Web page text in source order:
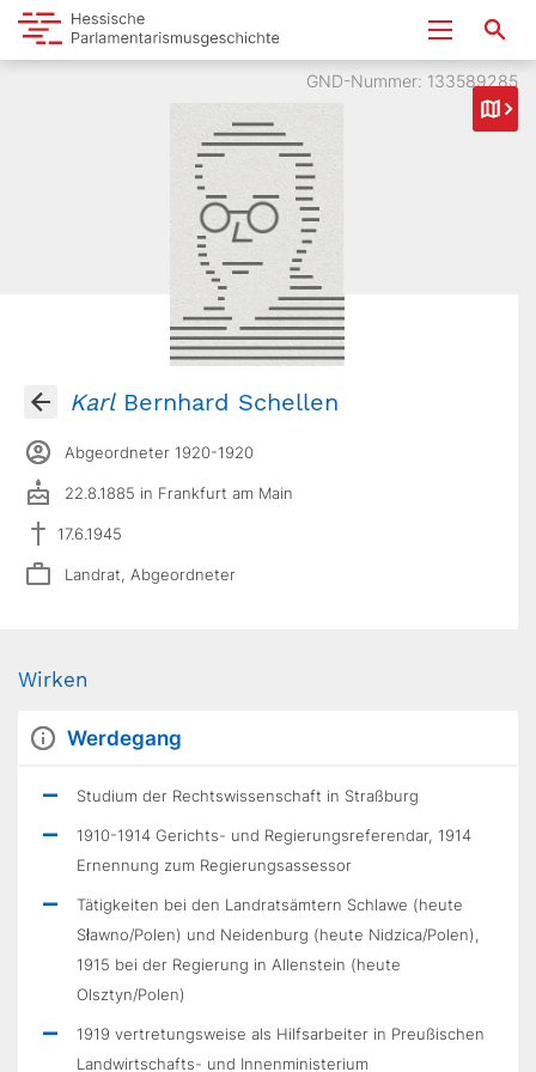
GND-Nummer: 133589285
KarlBernhard Schellen
Abgeordneter 1920-1920
22.8.1885 in Frankfurt am Main
17.6.1945
Landrat, Abgeordneter
Wirken
Werdegang
Studium der Rechtswissenschaft in Straßburg
1910-1914 Gerichts- und Regierungsreferendar, 1914
Ernennung zum Regierungsassessor
Tätigkeiten bei den Landratsämtern Schlawe (heute
Sławno/Polen) und Neidenburg (heute Nidzica/Polen),
1915 bei der Regierung in Allenstein (heute
Olsztyn/Polen)
1919 vertretungsweise als Hilfsarbeiter in Preußischen
Landwirtschafts- und Innenministerium